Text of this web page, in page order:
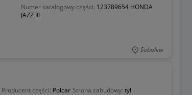
Numer katalogowy części: 123789654 HONDA
JAZZ III
Sobolew
Producent części: Polcar Strona zabudowy: tył